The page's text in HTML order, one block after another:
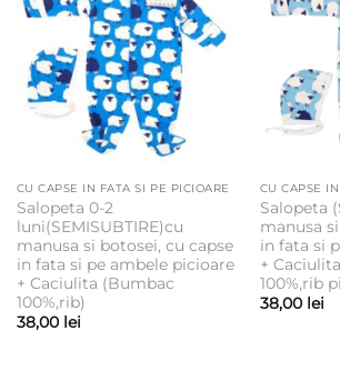
CU CAPSE IN FATA SI PE PICIOARE
Salopeta 0-2
luni(SEMISUBTIRE)cu
manusa si botosei, cu capse
in fata si pe ambele picioare
+ Caciulita (Bumbac
100%,rib)
38,00 lei
CU CAPSE
Salopeta
manusa
in fata si
+
100%,rib
38,00 lei